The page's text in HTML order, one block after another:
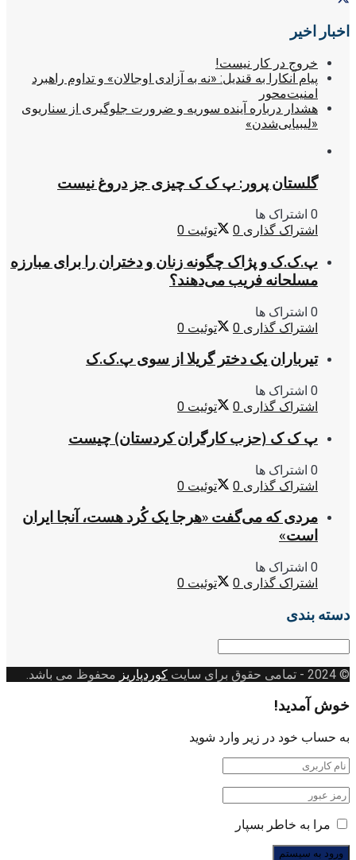
اخبار اخیر
خروج در کار نیست!
پیام آنکارا به قندیل: «نه به آزادی اوجالان» و تداوم راهبرد
امنیت‌محور
هشدار درباره آینده سوریه و ضرورت جلوگیری از سناریوی
«لیبیایی‌شدن»
گلستان پرور: پ ک ک چیزی جز دروغ نیست
0 اشتراک ها
اشتراک گذاری 0 توئیت 0
پ.ک.ک و پژاک چگونه زنان و دختران را برای مبارزه
مسلحانه فریب می‌دهند؟
0 اشتراک ها
اشتراک گذاری 0 توئیت 0
تیرباران یک دختر گریلا از سوی پ.ک.ک
0 اشتراک ها
اشتراک گذاری 0 توئیت 0
پ ک ک (حزب کارگران کردستان) چیست
0 اشتراک ها
اشتراک گذاری 0 توئیت 0
مردی که می‌گفت «هرجا یک کُرد هست، آنجا ایران
است»
0 اشتراک ها
اشتراک گذاری 0 توئیت 0
دسته بندی
© 2024
- تمامی حقوق برای سایت کوردپاریز محفوظ می باشد.
خوش آمدید!
به حساب خود در زیر وارد شوید
مرا به خاطر بسپار